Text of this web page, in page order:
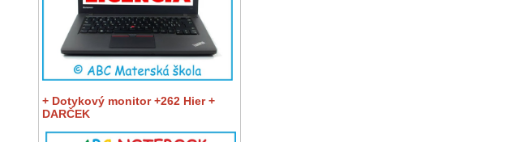
+ Dotykový monitor +262 Hier +
DARČEK